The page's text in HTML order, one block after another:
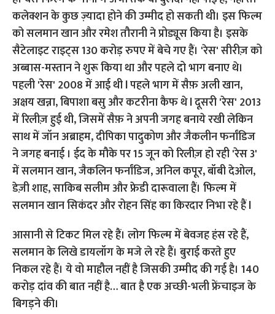
आसानी से टिकट मिल रहे हैं। लोग फिल्म में बेवजह हंस रहे हैं,
सलमान के लिखे डायलॉग के मजे ले रहे हैं। बुराई करते हुए
निकल रहे हैं। ये वो माहौल नहीं है जिसकी उम्मीद की गई है। 140
करोड़ दांव की बात नहीं है… बात है एक अच्छी-भली फ्रेंचाइज के
बिगड़ने की।